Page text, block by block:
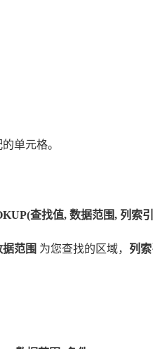
单元格。
查找值, 数据范围, 列索
据范围 为您查找的区域， 列索